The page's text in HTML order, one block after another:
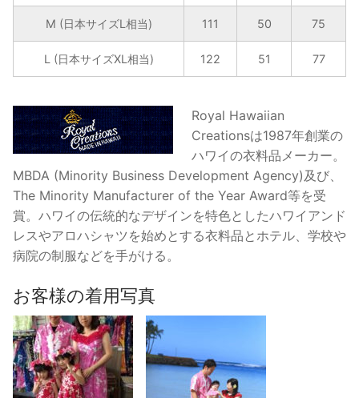
イ
ア
ロ
ハ
シ
ャ
ツ/
ピ
ン
個
M (日本サイズL相当) 111 50 75
L (日本サイズXL相当) 122 51 77
Royal Hawaiian
Creationsは1987年創業の
ハワイの衣料品メーカー。
MBDA (Minority Business Development Agency)及び、
The Minority Manufacturer of the Year Award等を受
賞。ハワイの伝統的なデザインを特色としたハワイアンド
レスやアロハシャツを始めとする衣料品とホテル、学校や
病院の制服などを手がける。
お客様の着用写真